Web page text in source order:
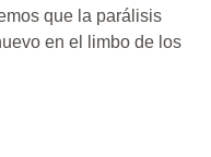
que la parálisis
en el limbo de los